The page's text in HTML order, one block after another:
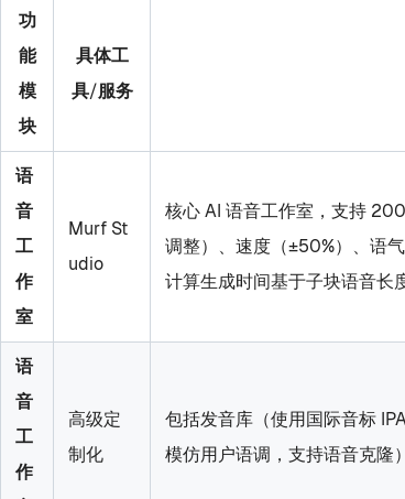
功
能
模
块
具体工
具/服务
语
音
工
作
室
Murf St
udio
核心 AI 语音工作室，支持
调整）、速度（±50%）、语
计算生成时间基于子块语音长
语
音
工
作
高级定
制化
包括发音库（使用国际音标
模仿用户语调，支持语音克隆